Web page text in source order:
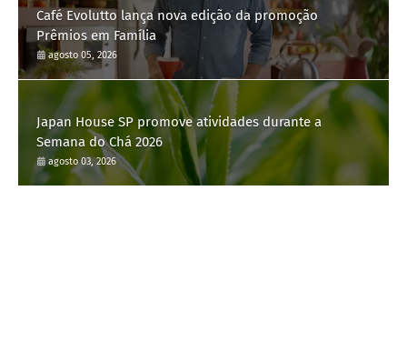
Café Evolutto lança nova edição da promoção
Prêmios em Família
agosto 05, 2026
Japan House SP promove atividades durante a
Semana do Chá 2026
agosto 03, 2026